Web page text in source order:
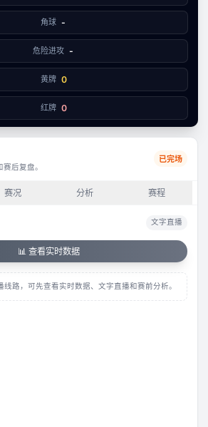
角球 -
危险进攻 -
黄牌 0
红牌 0
后复盘。
已完场
赛况 分析 赛程
文字直播
📊 查看实时数据
路，可先查看实时数据、文字直播和赛前分析。